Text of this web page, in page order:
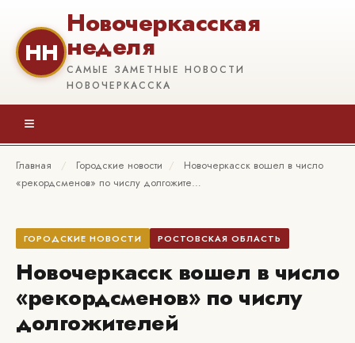
НН
Новочеркасская
неделя
САМЫЕ ЗАМЕТНЫЕ НОВОСТИ
НОВОЧЕРКАССКА
≡
Главная / Городские новости /
Новочеркасск вошел в число
«рекордсменов» по числу долгожите…
ГОРОДСКИЕ НОВОСТИ РОСТОВСКАЯ ОБЛАСТЬ
Новочеркасск вошел в число
«рекордсменов» по числу
долгожителей